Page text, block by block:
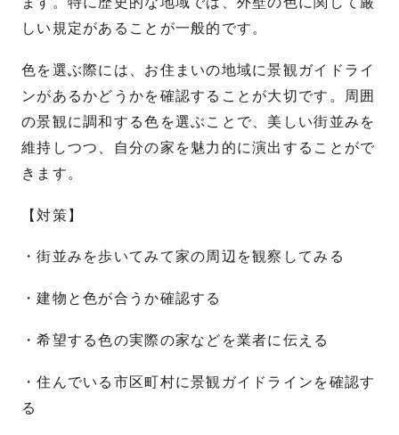
しい規定があることが一般的です。
色を選ぶ際には、お住まいの地域に景観ガイドライ
ンがあるかどうかを確認することが大切です。周囲
の景観に調和する色を選ぶことで、美しい街並みを
維持しつつ、自分の家を魅力的に演出することがで
きます。
【対策】
・街並みを歩いてみて家の周辺を観察してみる
・建物と色が合うか確認する
・希望する色の実際の家などを業者に伝える
・住んでいる市区町村に景観ガイドラインを確認す
る